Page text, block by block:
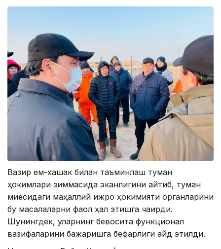
Вазир ем-хашак билан таъминлаш туман
ҳокимлари зиммасида эканлигини айтиб, туман
миқёсидаги маҳаллий ижро ҳокимияти органларини
бу масалаларни фаол ҳал этишга чақирди.
Шунингдек, уларнинг бевосита функционал
вазифаларини бажаришга бефарқлиги қайд этилди.